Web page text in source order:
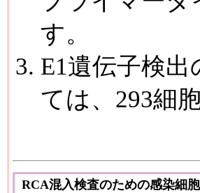
す。
E1遺伝子検
ては、293細
RCA混入検査のための感染細